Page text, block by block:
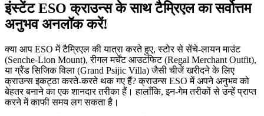
इंस्टेंट ESO क्राउन्स के साथ टैम्रिएल का सर्वोत्तम
अनुभव अनलॉक करें!
क्या आप ESO में टैम्रिएल की यात्रा करते हुए, स्टोर से सेंचे-लायन माउंट
(Senche-Lion Mount), रीगल मर्चेंट आउटफिट (Regal Merchant Outfit),
या ग्रैंड सिजिक विला (Grand Psijic Villa) जैसी चीजें खरीदने के लिए
क्राउन्स इकट्ठा करते-करते थक गए हैं? क्राउन्स ESO में अपने अनुभव को
बेहतर बनाने का एक शानदार तरीका हैं। हालाँकि, इन-गेम तरीकों से उन्हें प्राप्त
करने में काफी समय लग सकता है।